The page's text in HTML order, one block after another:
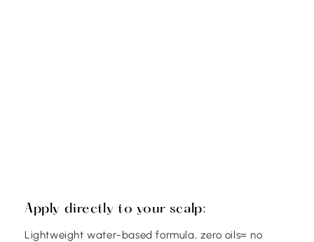
Apply directly to your scalp:
Lightweight water-based formula, zero oils= no